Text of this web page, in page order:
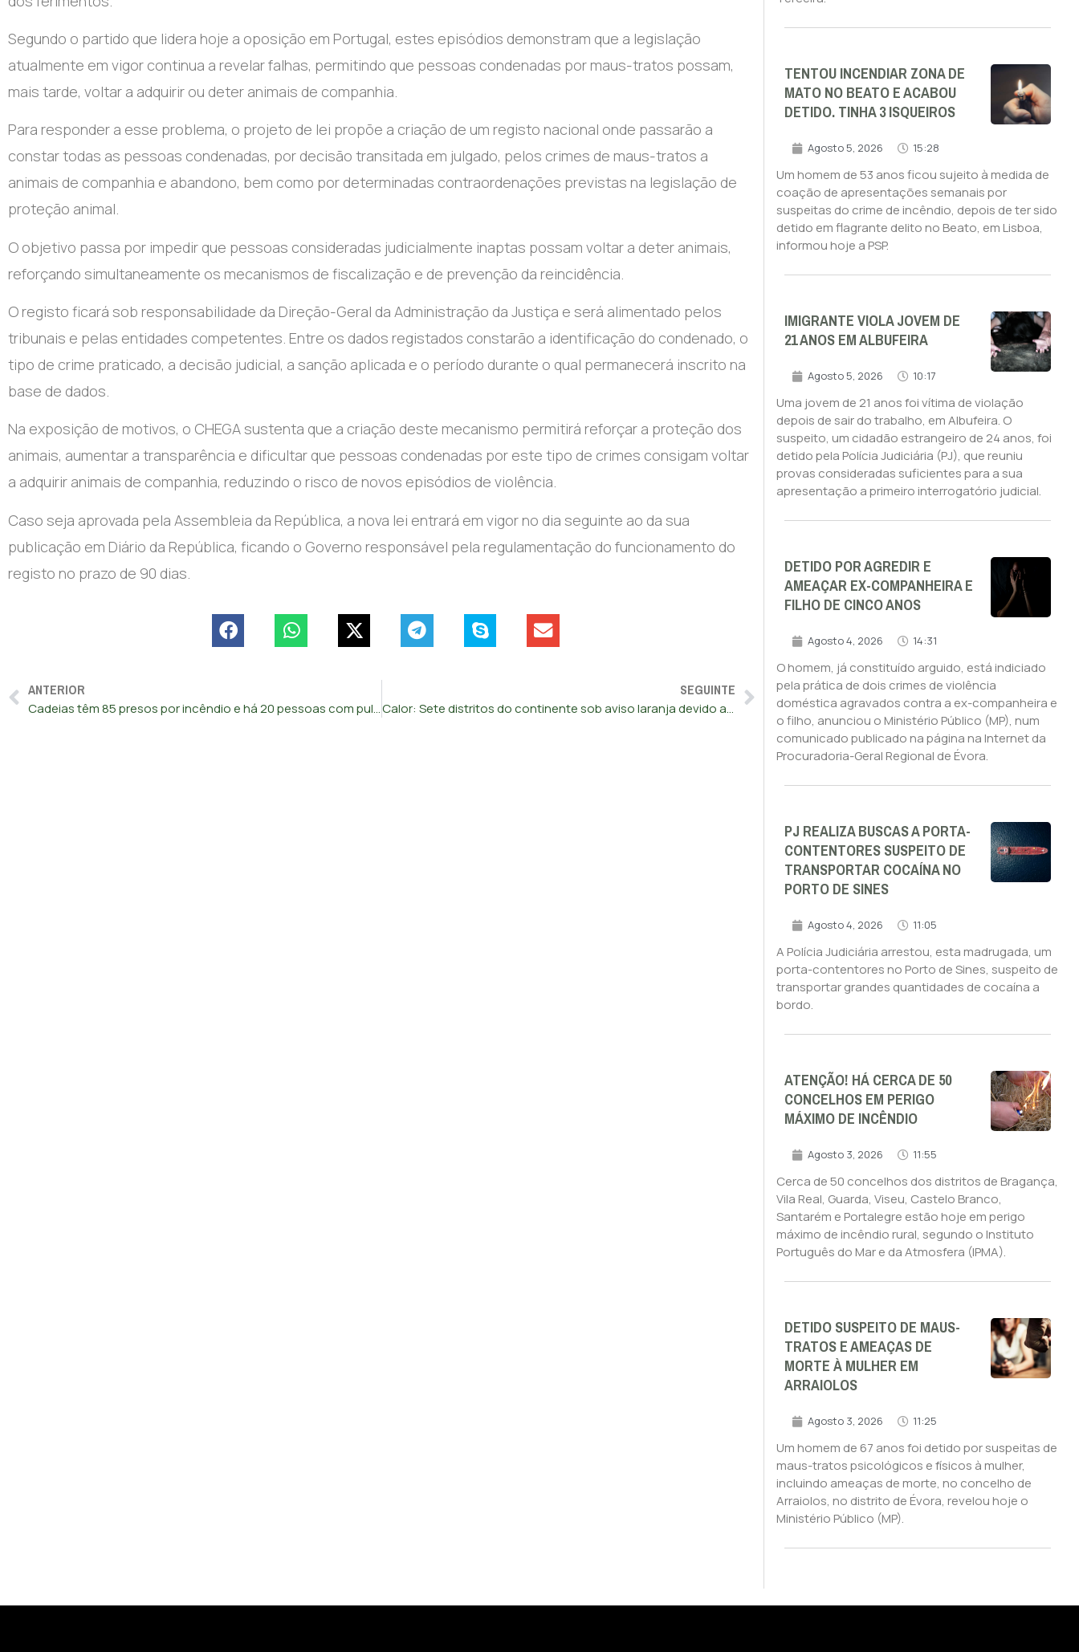
Segundo o partido que lidera hoje a oposição em Portugal, estes episódios demonstram que a legislação
atualmente em vigor continua a revelar falhas, permitindo que pessoas condenadas por maus-tratos possam,
mais tarde, voltar a adquirir ou deter animais de companhia.
Para responder a esse problema, o projeto de lei propõe a criação de um registo nacional onde passarão a
constar todas as pessoas condenadas, por decisão transitada em julgado, pelos crimes de maus-tratos a
animais de companhia e abandono, bem como por determinadas contraordenações previstas na legislação de
proteção animal.
O objetivo passa por impedir que pessoas consideradas judicialmente inaptas possam voltar a deter animais,
reforçando simultaneamente os mecanismos de fiscalização e de prevenção da reincidência.
O registo ficará sob responsabilidade da Direção-Geral da Administração da Justiça e será alimentado pelos
tribunais e pelas entidades competentes. Entre os dados registados constarão a identificação do condenado, o
tipo de crime praticado, a decisão judicial, a sanção aplicada e o período durante o qual permanecerá inscrito na
base de dados.
Na exposição de motivos, o CHEGA sustenta que a criação deste mecanismo permitirá reforçar a proteção dos
animais, aumentar a transparência e dificultar que pessoas condenadas por este tipo de crimes consigam voltar
a adquirir animais de companhia, reduzindo o risco de novos episódios de violência.
Caso seja aprovada pela Assembleia da República, a nova lei entrará em vigor no dia seguinte ao da sua
publicação em Diário da República, ficando o Governo responsável pela regulamentação do funcionamento do
registo no prazo de 90 dias.
ANTERIOR
Cadeias têm 85 presos por incêndio e há 20 pessoas com pulseira eletrónica
SEGUINTE
Calor: Sete distritos do continente sob aviso laranja devido ao tempo quente
TENTOU INCENDIAR ZONA DE
MATO NO BEATO E ACABOU
DETIDO. TINHA 3 ISQUEIROS
Agosto 5, 2026 15:28
Um homem de 53 anos ficou sujeito à medida de
coação de apresentações semanais por
suspeitas do crime de incêndio, depois de ter sido
detido em flagrante delito no Beato, em Lisboa,
informou hoje a PSP.
IMIGRANTE VIOLA JOVEM DE
21 ANOS EM ALBUFEIRA
Agosto 5, 2026 10:17
Uma jovem de 21 anos foi vítima de violação
depois de sair do trabalho, em Albufeira. O
suspeito, um cidadão estrangeiro de 24 anos, foi
detido pela Polícia Judiciária (PJ), que reuniu
provas consideradas suficientes para a sua
apresentação a primeiro interrogatório judicial.
DETIDO POR AGREDIR E
AMEAÇAR EX-COMPANHEIRA E
FILHO DE CINCO ANOS
Agosto 4, 2026 14:31
O homem, já constituído arguido, está indiciado
pela prática de dois crimes de violência
doméstica agravados contra a ex-companheira e
o filho, anunciou o Ministério Público (MP), num
comunicado publicado na página na Internet da
Procuradoria-Geral Regional de Évora.
PJ REALIZA BUSCAS A PORTA-
CONTENTORES SUSPEITO DE
TRANSPORTAR COCAÍNA NO
PORTO DE SINES
Agosto 4, 2026 11:05
A Polícia Judiciária arrestou, esta madrugada, um
porta-contentores no Porto de Sines, suspeito de
transportar grandes quantidades de cocaína a
bordo.
ATENÇÃO! HÁ CERCA DE 50
CONCELHOS EM PERIGO
MÁXIMO DE INCÊNDIO
Agosto 3, 2026 11:55
Cerca de 50 concelhos dos distritos de Bragança,
Vila Real, Guarda, Viseu, Castelo Branco,
Santarém e Portalegre estão hoje em perigo
máximo de incêndio rural, segundo o Instituto
Português do Mar e da Atmosfera (IPMA).
DETIDO SUSPEITO DE MAUS-
TRATOS E AMEAÇAS DE
MORTE À MULHER EM
ARRAIOLOS
Agosto 3, 2026 11:25
Um homem de 67 anos foi detido por suspeitas de
maus-tratos psicológicos e físicos à mulher,
incluindo ameaças de morte, no concelho de
Arraiolos, no distrito de Évora, revelou hoje o
Ministério Público (MP).